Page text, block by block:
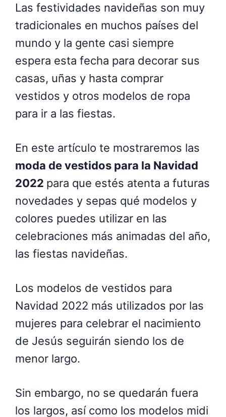
Las festividades navideñas son muy
tradicionales en muchos países del
mundo y la gente casi siempre
espera esta fecha para decorar sus
casas, uñas y hasta comprar
vestidos y otros modelos de ropa
para ir a las fiestas.
En este artículo te mostraremos las
moda de vestidos para la Navidad
2022 para que estés atenta a futuras
novedades y sepas qué modelos y
colores puedes utilizar en las
celebraciones más animadas del año,
las fiestas navideñas.
Los modelos de vestidos para
Navidad 2022 más utilizados por las
mujeres para celebrar el nacimiento
de Jesús seguirán siendo los de
menor largo.
Sin embargo, no se quedarán fuera
los largos, así como los modelos midi